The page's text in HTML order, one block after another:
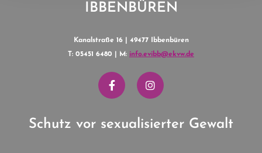
IBBENBÜREN
Kanalstraße 16 | 49477 Ibbenbüren
T: 05451 6480 | M: info.evibb@ekvw.de
Schutz vor sexualisierter Gewalt